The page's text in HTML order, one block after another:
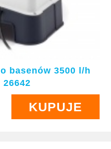
basenów 3500 l/h
26642
KUPUJE